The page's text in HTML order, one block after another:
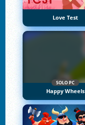
Love Test
SOLO PC
Happy Wheels